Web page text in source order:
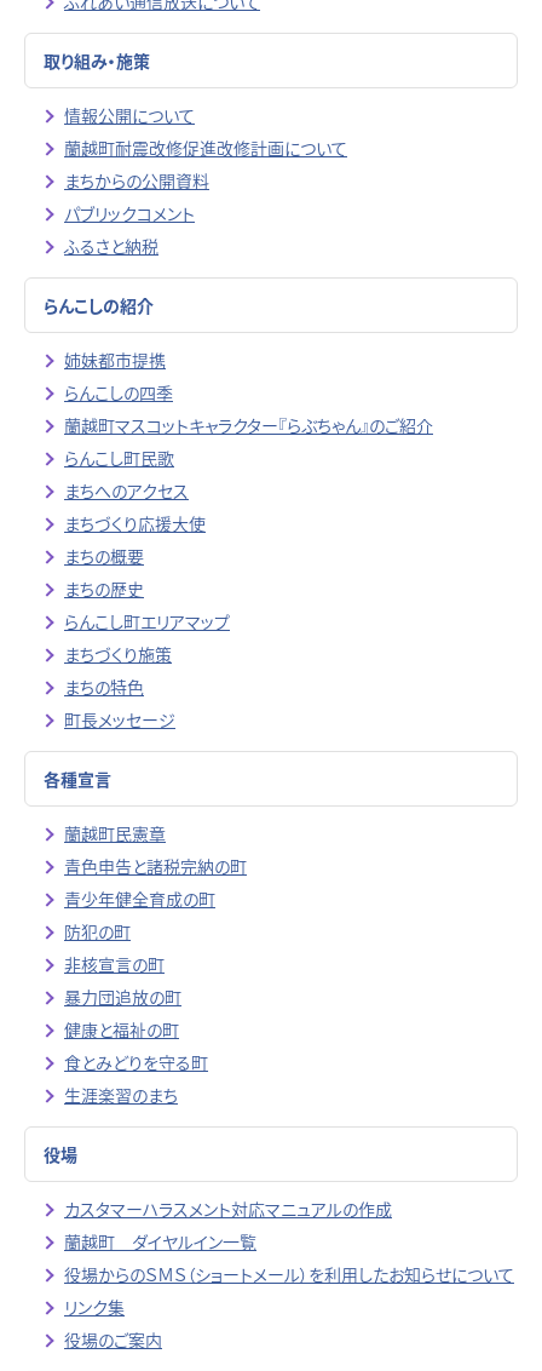
取り組み・施策
情報公開について
蘭越町耐震改修促進改修計画について
まちからの公開資料
パブリックコメント
ふるさと納税
らんこしの紹介
姉妹都市提携
らんこしの四季
蘭越町マスコットキャラクター『らぶちゃん』のご紹介
らんこし町民歌
まちへのアクセス
まちづくり応援大使
まちの概要
まちの歴史
らんこし町エリアマップ
まちづくり施策
まちの特色
町長メッセージ
各種宣言
蘭越町民憲章
青色申告と諸税完納の町
青少年健全育成の町
防犯の町
非核宣言の町
暴力団追放の町
健康と福祉の町
食とみどりを守る町
生涯楽習のまち
役場
カスタマーハラスメント対応マニュアルの作成
蘭越町 ダイヤルイン一覧
役場からのＳＭＳ（ショートメール）を利用したお知らせについて
リンク集
役場のご案内